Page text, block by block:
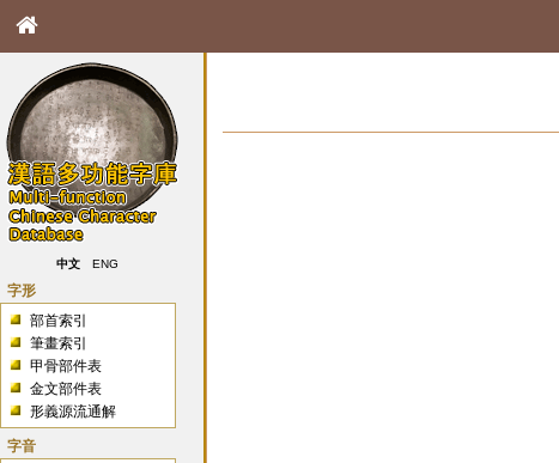
中文 ENG
字形
部首索引
筆畫索引
甲骨部件表
金文部件表
形義源流通解
字音